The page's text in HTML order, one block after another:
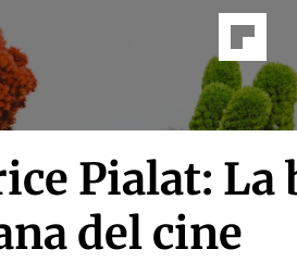
Pialat: La
del cine